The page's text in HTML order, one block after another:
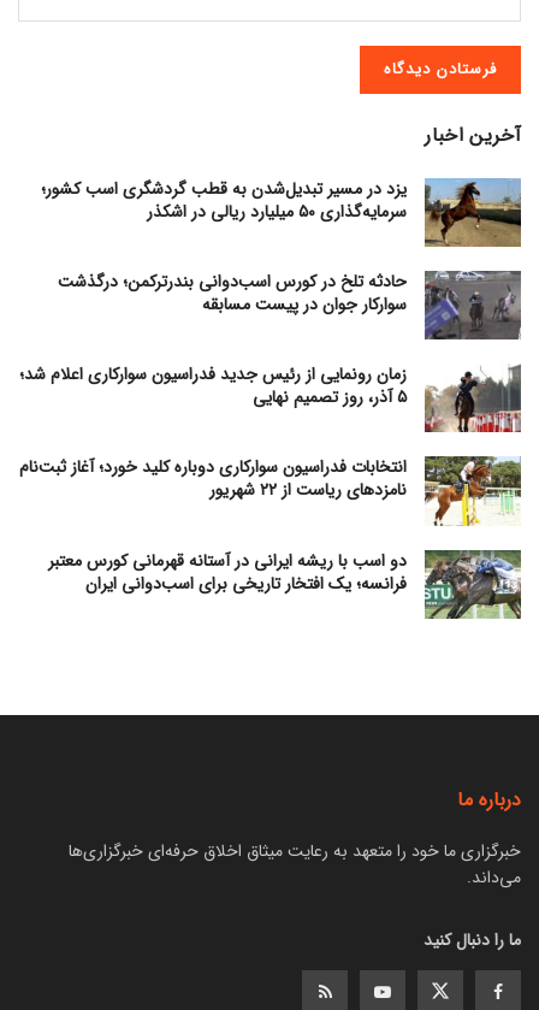
آخرین اخبار
یزد در مسیر تبدیل‌شدن به قطب گردشگری اسب کشور؛
سرمایه‌گذاری ۵۰ میلیارد ریالی در اشکذر
حادثه تلخ در کورس اسب‌دوانی بندرترکمن؛ درگذشت
سوارکار جوان در پیست مسابقه
زمان رونمایی از رئیس جدید فدراسیون سوارکاری اعلام شد؛
۵ آذر، روز تصمیم نهایی
انتخابات فدراسیون سوارکاری دوباره کلید خورد؛ آغاز ثبت‌نام
نامزدهای ریاست از ۲۲ شهریور
دو اسب با ریشه ایرانی در آستانه قهرمانی کورس معتبر
فرانسه؛ یک افتخار تاریخی برای اسب‌دوانی ایران
درباره ما
خبرگزاری ما خود را متعهد به رعایت میثاق اخلاق حرفه‌ای خبرگزاری‌ها
می‌داند.
ما را دنبال کنید